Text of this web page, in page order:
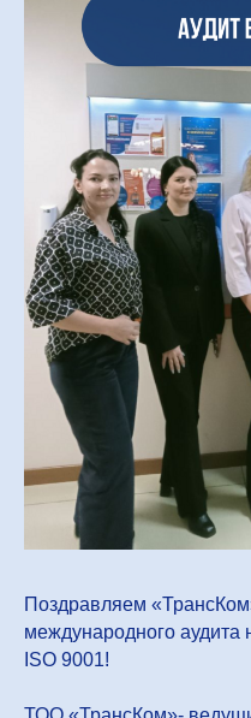
Поздравляем
международного аудита
ISO 9001!